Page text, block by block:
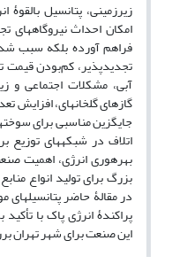
زیرزمینی، پتانسیل بالقوۀ
امکان احداث نیروگاه‏های
فراهم آورده بلکه سبب شده
تجدیدپذیر، کم‌بودن قیمت
آبی، مشکلات اجتماعی و
گازهای گلخانه‏ای، افزایش
جایگزین مناسبی برای
اتلاف در شبکه‏های توزیع
بهره‏وری انرژی، اهمیت
بزرگ برای تولید انواع
در ‌مقالۀ حاضر
پراکندۀ انرژی پاک با
این صنعت برای شهر